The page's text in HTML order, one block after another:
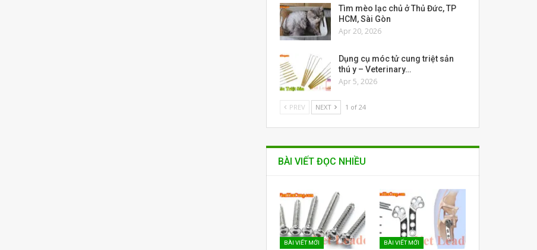
Tìm mèo lạc chủ ở Thủ Đức, TP
HCM, Sài Gòn
Apr 20, 2026
Dụng cụ móc tử cung triệt sản
thú y – Veterinary…
Apr 5, 2026
PREV NEXT 1 of 24
BÀI VIẾT ĐỌC NHIỀU
BÀI VIẾT MỚI BÀI VIẾT MỚI